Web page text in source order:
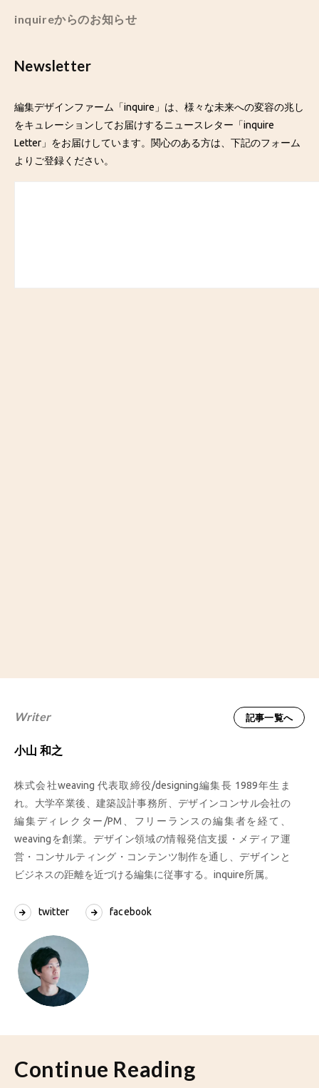
inquireからのお知らせ
Newsletter
編集デザインファーム「inquire」は、様々な未来への変容の兆し
をキュレーションしてお届けするニュースレター「inquire
Letter」をお届けしています。関心のある方は、下記のフォーム
よりご登録ください。
Writer
小山 和之
記事一覧へ
株式会社weaving 代表取締役/designing編集長 1989年生ま
れ。大学卒業後、建築設計事務所、デザインコンサル会社の
編集ディレクター/PM、フリーランスの編集者を経て、
weavingを創業。デザイン領域の情報発信支援・メディア運
営・コンサルティング・コンテンツ制作を通し、デザインと
ビジネスの距離を近づける編集に従事する。inquire所属。
twitter facebook
Continue Reading